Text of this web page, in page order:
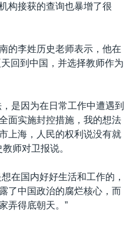
构接获的查询也暴增了很
的李姓历史老师表示，他在
回到中国，并选择教师作为
是因为在日常工作中遭遇到
面实施封控措施，我的想法
上海，人民的权利说没有就
师对卫报说。
在国内好好生活和工作的，
了中国政治的腐烂核心，而
弄得底朝天。”